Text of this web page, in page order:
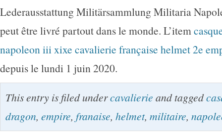
Lederausstattung Militärsammlung Militaria
peut être livré partout dans le monde. L’item
napoleon iii xixe cavalierie française helmet 2e
depuis le lundi 1 juin 2020.
This entry is filed undercavalierie and tagged
dragon, empire, franaise, helmet, militaire,